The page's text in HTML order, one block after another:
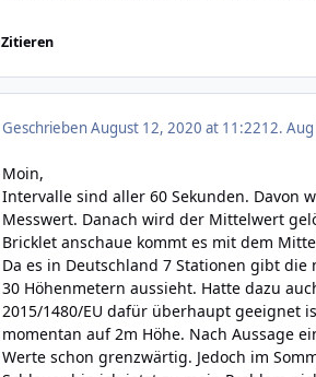
Zitieren
GeschriebenAugust 12, 2020 at 11:2212.
Moin,
Intervalle sind aller 60 Sekunden. Davon
Messwert. Danach wird der Mittelwert
Bricklet anschaue kommt es mit dem
Da es in Deutschland 7 Stationen gibt
30 Höhenmetern aussieht. Hatte dazu
2015/1480/EU dafür überhaupt geeignet
momentan auf 2m Höhe. Nach Aussage
Werte schon grenzwärtig. Jedoch im